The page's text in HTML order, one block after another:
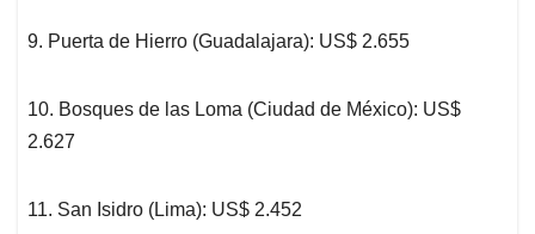
9. Puerta de Hierro (Guadalajara): US$ 2.655
10. Bosques de las Loma (Ciudad de México): US$
2.627
11. San Isidro (Lima): US$ 2.452